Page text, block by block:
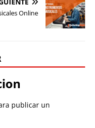
Online
publicar un